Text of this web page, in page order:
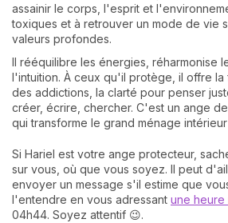
assainir le corps, l'esprit et
toxiques et à retrouver un mode de vie
valeurs profondes.
Il rééquilibre les énergies, réharmonise
l'intuition. À ceux qu'il protège, il offre
des addictions, la clarté pour penser
créer, écrire, chercher. C'est un ange
qui transforme le grand ménage
Si Hariel est votre ange protecteur,
sur vous, où que vous soyez. Il peut
envoyer un message s'il estime que
l'entendre en vous adressant une heure
04h44. Soyez attentif 😉.